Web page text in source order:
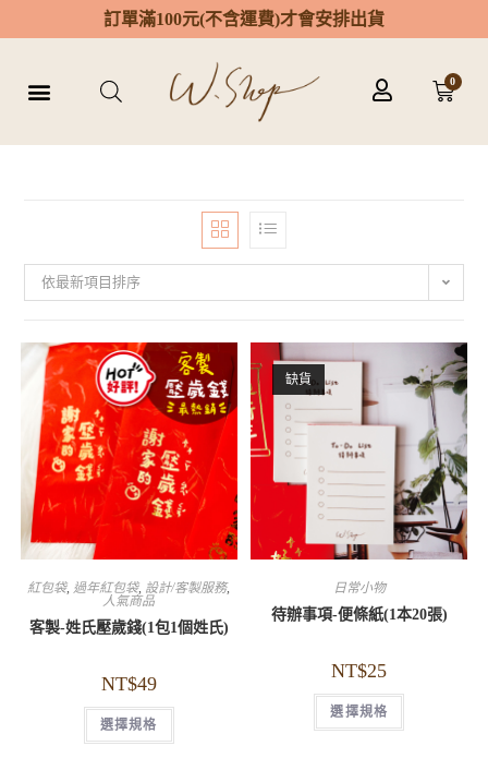
訂單滿100元(不含運費)才會安排出貨
0
依最新項目排序
紅包袋, 過年紅包袋, 設計/客製服務,
人氣商品
客製-姓氏壓歲錢(1包1個姓氏)
NT$49
選擇規格
缺貨
日常小物
待辦事項-便條紙(1本20張)
NT$25
選擇規格